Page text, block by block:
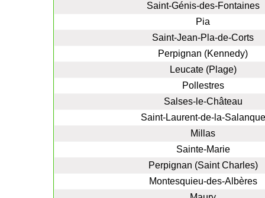
Saint-Génis-des-Fontaines
Pia
Saint-Jean-Pla-de-Corts
Perpignan (Kennedy)
Leucate (Plage)
Pollestres
Salses-le-Château
Saint-Laurent-de-la-Salanque
Millas
Sainte-Marie
Perpignan (Saint Charles)
Montesquieu-des-Albères